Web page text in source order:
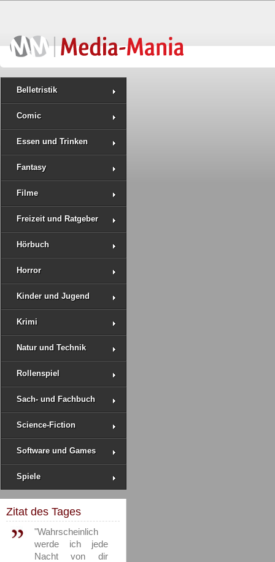
Belletristik
Comic
Essen und Trinken
Fantasy
Filme
Freizeit und Ratgeber
Hörbuch
Horror
Kinder und Jugend
Krimi
Natur und Technik
Rollenspiel
Sach- und Fachbuch
Science-Fiction
Software und Games
Spiele
Zitat des Tages
"Wahrscheinlich
werde ich jede
Nacht von dir